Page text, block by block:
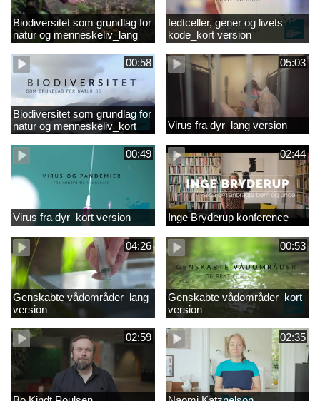
Biodiversitet som grundlag for
natur og menneskeliv_lang
version
fedtceller, gener og livets
kode_kort version
00:58
Biodiversitet som grundlag for
natur og menneskeliv_kort
version
05:03
Virus fra dyr_lang version
00:49
Virus fra dyr_kort version
02:44
Inge Bryderup konference
04:26
Genskabte vådområder_lang
version
00:53
Genskabte vådområder_kort
version
02:59 02:35